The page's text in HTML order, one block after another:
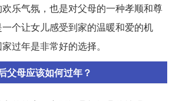
乐气氛，也是对父母的一种孝顺和尊
个让女儿感受到家的温暖和爱的机
过年是非常好的选择。
父母应该如何过年？